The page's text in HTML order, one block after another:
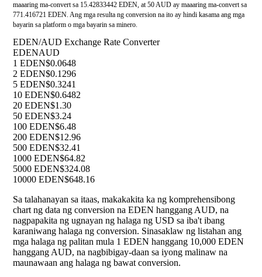
maaaring ma-convert sa 15.42833442 EDEN, at 50 AUD ay maaaring ma-convert sa
771.416721 EDEN. Ang mga resulta ng conversion na ito ay hindi kasama ang mga
bayarin sa platform o mga bayarin sa minero.
EDEN/AUD Exchange Rate Converter
EDENAUD
1 EDEN$0.0648
2 EDEN$0.1296
5 EDEN$0.3241
10 EDEN$0.6482
20 EDEN$1.30
50 EDEN$3.24
100 EDEN$6.48
200 EDEN$12.96
500 EDEN$32.41
1000 EDEN$64.82
5000 EDEN$324.08
10000 EDEN$648.16
Sa talahanayan sa itaas, makakakita ka ng komprehensibong
chart ng data ng conversion na EDEN hanggang AUD, na
nagpapakita ng ugnayan ng halaga ng USD sa iba't ibang
karaniwang halaga ng conversion. Sinasaklaw ng listahan ang
mga halaga ng palitan mula 1 EDEN hanggang 10,000 EDEN
hanggang AUD, na nagbibigay-daan sa iyong malinaw na
maunawaan ang halaga ng bawat conversion.